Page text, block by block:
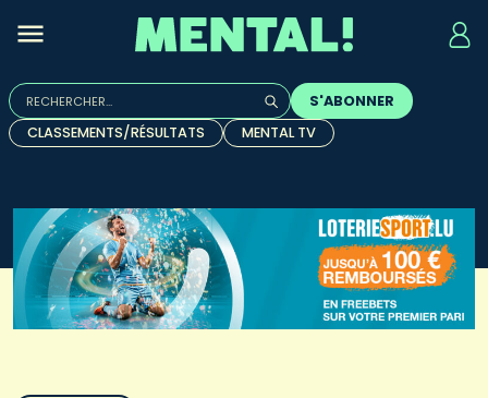
Rechercher :
Quand les résultats de l'auto-complétion sont
S'ABONNER
CLASSEMENTS/RÉSULTATS
MENTAL TV